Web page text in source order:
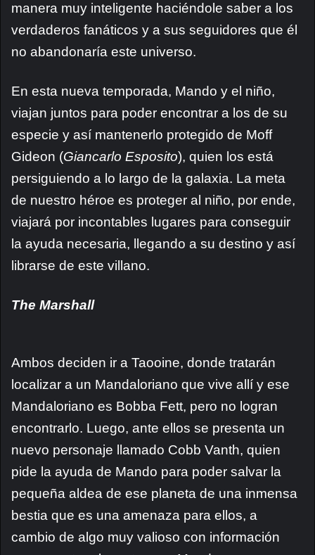
manera muy inteligente haciéndole saber a los
verdaderos fanáticos y a sus seguidores que él
no abandonaría este universo.
En esta nueva temporada, Mando y el niño,
viajan juntos para poder encontrar a los de su
especie y así mantenerlo protegido de Moff
Gideon (Giancarlo Esposito), quien los está
persiguiendo a lo largo de la galaxia. La meta
de nuestro héroe es proteger al niño, por ende,
viajará por incontables lugares para conseguir
la ayuda necesaria, llegando a su destino y así
librarse de este villano.
The Marshall
Ambos deciden ir a Taooine, donde tratarán
localizar a un Mandaloriano que vive allí y ese
Mandaloriano es Bobba Fett, pero no logran
encontrarlo. Luego, ante ellos se presenta un
nuevo personaje llamado Cobb Vanth, quien
pide la ayuda de Mando para poder salvar la
pequeña aldea de ese planeta de una inmensa
bestia que es una amenaza para ellos, a
cambio de algo muy valioso con información